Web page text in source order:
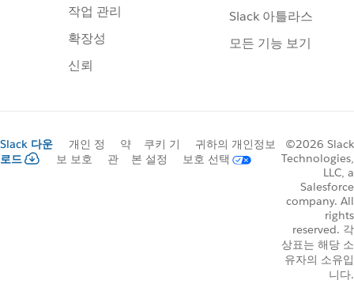
작업 관리
확장성
신뢰
Slack 아틀라스
모든 기능 보기
Slack 다운
로드
개인 정
보 보호
약
관
쿠키 기
본 설정
귀하의 개인정보
보호 선택
©2026 Slack
Technologies,
LLC, a
Salesforce
company. All
rights
reserved. 각
상표는 해당 소
유자의 소유입
니다.